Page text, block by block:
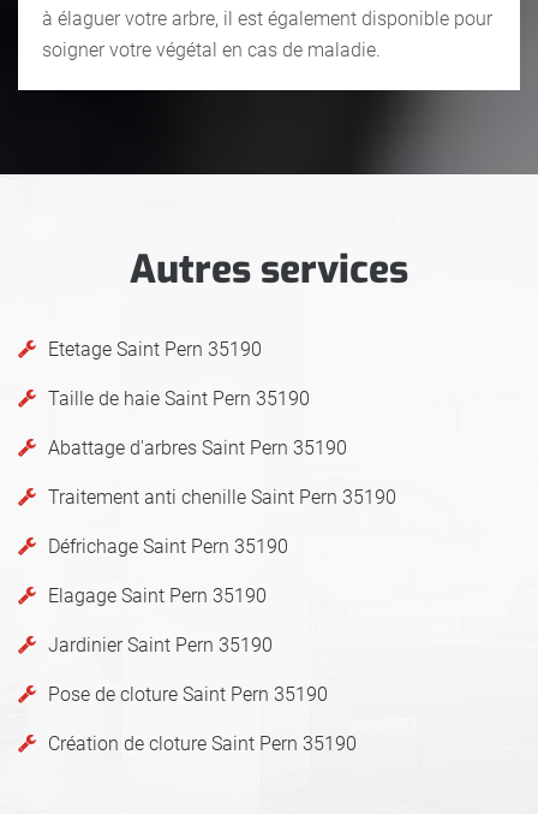
à élaguer votre arbre, il est également disponible pour
soigner votre végétal en cas de maladie.
Autres services
Etetage Saint Pern 35190
Taille de haie Saint Pern 35190
Abattage d'arbres Saint Pern 35190
Traitement anti chenille Saint Pern 35190
Défrichage Saint Pern 35190
Elagage Saint Pern 35190
Jardinier Saint Pern 35190
Pose de cloture Saint Pern 35190
Création de cloture Saint Pern 35190